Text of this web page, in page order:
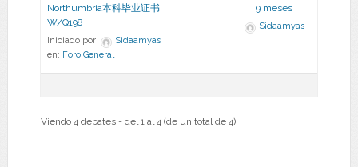
Northumbria本科毕业证书
W/Q198
Iniciado por:
Sidaamyas
en: Foro General
9 meses
Sidaamyas
Viendo 4 debates - del 1 al 4 (de un total de 4)